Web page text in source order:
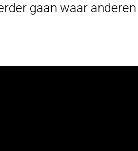
gaan waar